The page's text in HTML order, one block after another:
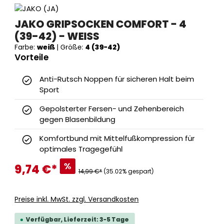
JAKO GRIPSOCKEN COMFORT - 4
(39-42) - WEISS
Farbe: weiß | Größe: 4 (39-42)
Vorteile
Anti-Rutsch Noppen für sicheren Halt beim
Sport
Gepolsterter Fersen- und Zehenbereich
gegen Blasenbildung
Komfortbund mit Mittelfußkompression für
optimales Tragegefühl
9,74 €* % 14,99 €*(35.02% gespart)
Preise inkl. MwSt. zzgl. Versandkosten
Verfügbar, Lieferzeit: 3-5 Tage